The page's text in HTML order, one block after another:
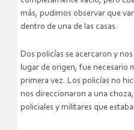
más, pudimos observar que
dentro de una de las casas.
Dos policías se acercaron y
lugar de origen, fue necesario
primera vez. Los policías no
nos direccionaron a una
policiales y militares que